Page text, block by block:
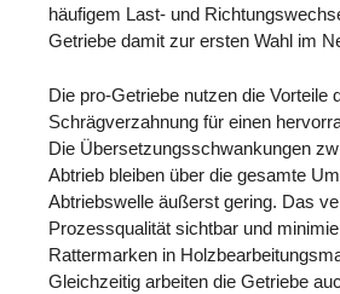
häufigem Last- und
Getriebe damit zur ersten Wahl im
Die pro-Getriebe nutzen die Vorteile
Schrägverzahnung für einen
Die Übersetzungsschwankungen
Abtrieb bleiben über die gesamte
Abtriebswelle äußerst gering. Das
Prozessqualität sichtbar und
Rattermarken in
Gleichzeitig arbeiten die Getriebe